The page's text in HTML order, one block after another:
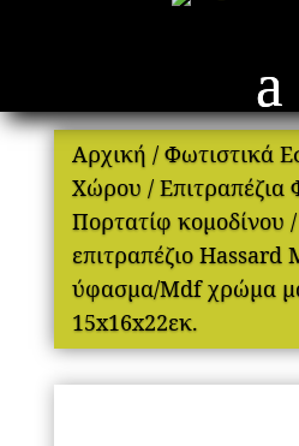
Αρχική / Φωτιστικά
Χώρου / Επιτραπέζια
Πορτατίφ κομοδίνου
επιτραπέζιο Hassard
ύφασμα/Mdf χρώμα
15x16x22εκ.